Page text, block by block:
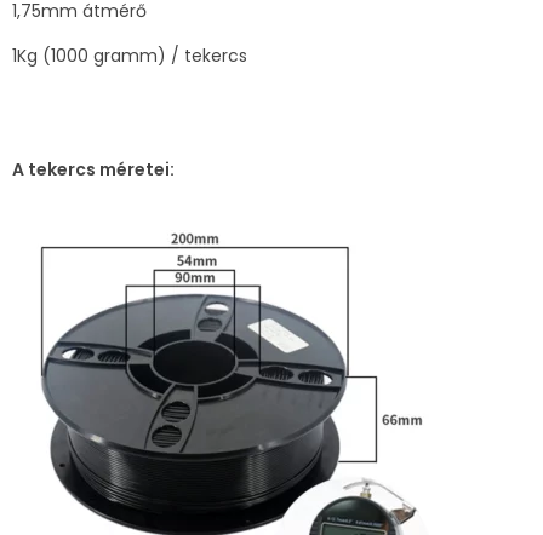
1,75mm átmérő
1Kg (1000 gramm) / tekercs
A tekercs méretei: